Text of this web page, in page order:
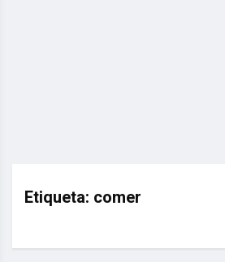
Etiqueta: comer